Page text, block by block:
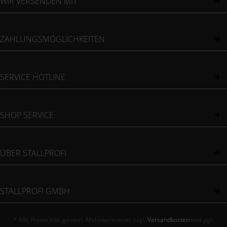
ZAHLUNGSMÖGLICHKEITEN
SERVICE HOTLINE
SHOP SERVICE
ÜBER STALLPROFI
STALLPROFI GMBH
* Alle Preise inkl. gesetzl. Mehrwertsteuer zzgl. Versandkosten und ggf.